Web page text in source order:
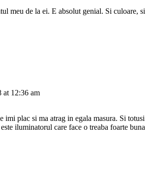
meu de la ei. E absolut genial. Si culoare, si
at 12:36 am
imi plac si ma atrag in egala masura. Si totusi
iluminatorul care face o treaba foarte buna